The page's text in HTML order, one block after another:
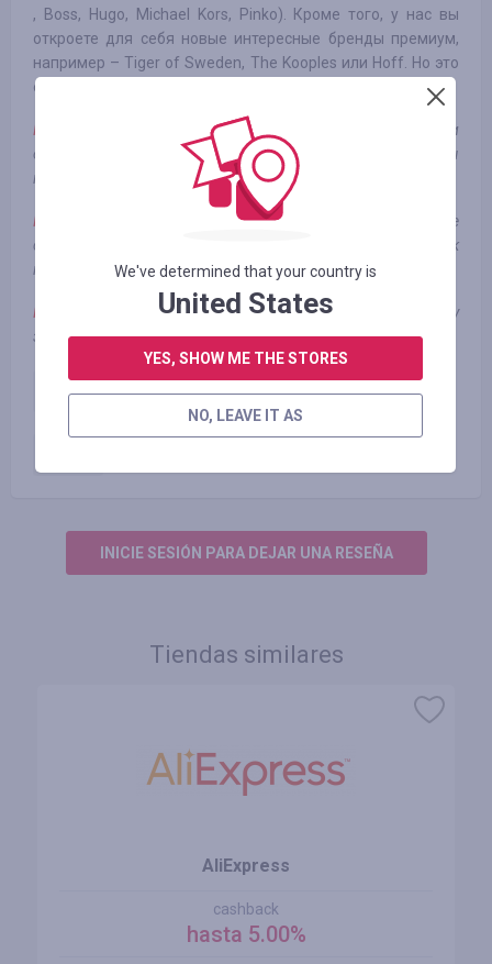
, Boss, Hugo, Michael Kors, Pinko). Кроме того, у нас вы
откроете для себя новые интересные бренды премиум,
например – Tiger of Sweden, The Kooples или Hoff. Но это
еще не все!
Примечание*:
Кэшбэк не зачисляется в случае, если при
оформлении заказа использовались сторонние промокоды
которых нет на нашем сайте
Примечание**:
Обратите внимание, что кешбеки не
суммируются. При оплате заказа картой Monobank кешбек
начислен не будет.
Примечание***:
кешбек начисляется на фактическую сумму
заказа без учета бонусов и скидок
1.75% Оплаченный заказ
INICIE SESIÓN PARA DEJAR UNA RESEÑA
Tiendas similares
AliExpress
cashback
hasta 5.00%
We've determined that your country is
United States
YES, SHOW ME THE STORES
NO, LEAVE IT AS